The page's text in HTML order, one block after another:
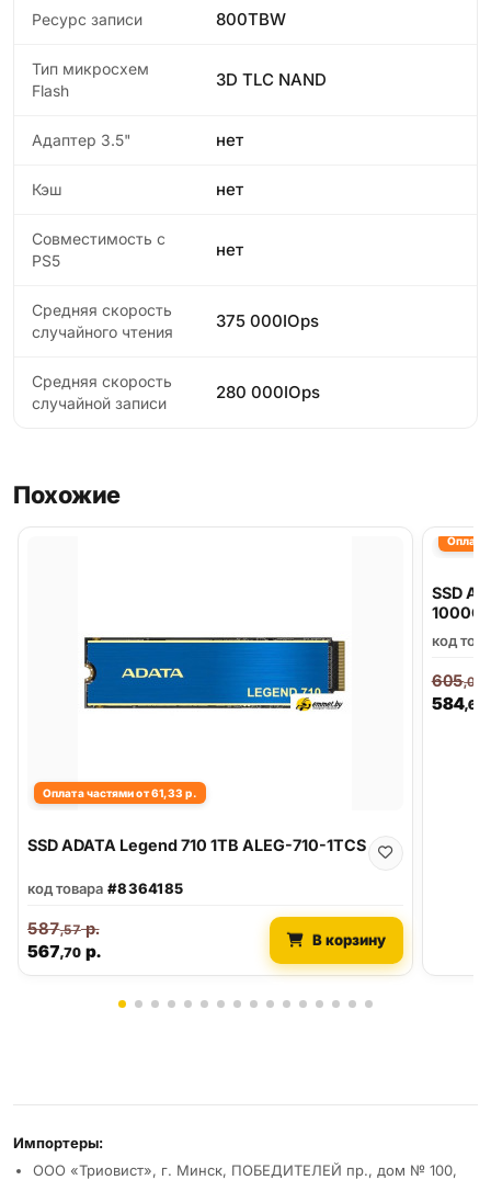
Ресурс записи 800TBW
Тип микросхем
Flash
3D TLC NAND
Адаптер 3.5" нет
Кэш нет
Совместимость с
PS5
нет
Средняя скорость
случайного чтения
375 000IOps
Средняя скорость
случайной записи
280 000IOps
Похожие
Оплата частями от 61,33 р.
SSD ADATA Legend 710 1TB ALEG-710-1TCS
код товара #8364185
567,70 р.
587,57р.
В корзину
Оплата
SSD
код
584,60
605,06
Реквизиты и условия
Импортеры:
ООО «Триовист», г. Минск, ПОБЕДИТЕЛЕЙ пр., дом № 100,